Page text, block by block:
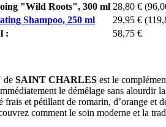
"Wild Roots", 300 ml 28,80 €
Shampoo, 250 ml
29,95 €
:
58,75 €
de SAINT CHARLES est le
le démêlage sans alourdir
et pétillant de romarin, d’orange et
comment le soin moderne et la